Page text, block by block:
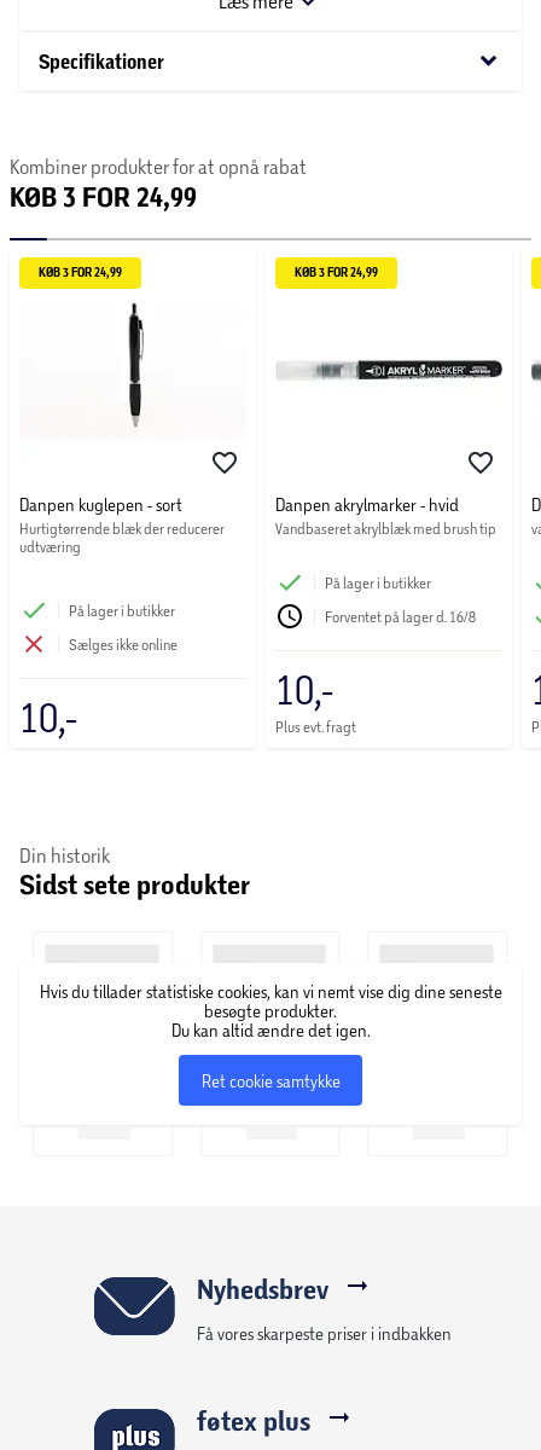
og store farveflader.
Specifikationer keyboard_arrow_down
Kombiner produkter for at opnå rabat
KØB 3 FOR 24,99
KØB 3 FOR 24,99
Danpen kuglepen - sort
Hurtigtørrende blæk der reducerer
udtværing
På lager i butikker
Sælges ikke online
10,-
KØB 3 FOR 24,99
Danpen akrylmarker - hvid
Vandbaseret akrylblæk med brush tip
På lager i butikker
Forventet på lager d. 16/8
10,-
Plus evt. fragt
Din historik
Sidst sete produkter
Hvis du tillader statistiske cookies, kan vi nemt vise dig dine seneste
besøgte produkter.
Du kan altid ændre det igen.
Ret cookie samtykke
Nyhedsbrev
Få vores skarpeste priser i indbakken
føtex plus